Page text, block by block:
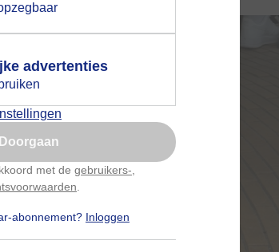
advertenties
Instellingen
Doorgaan
met de gebruikers-
abonnement? Inloggen
geen akkoord op hebt
er zo een pop-up uit
deze toestemming
wordt.
toon de popup
misschien later
je niet elke dag deze pop-up
dit aan te passen